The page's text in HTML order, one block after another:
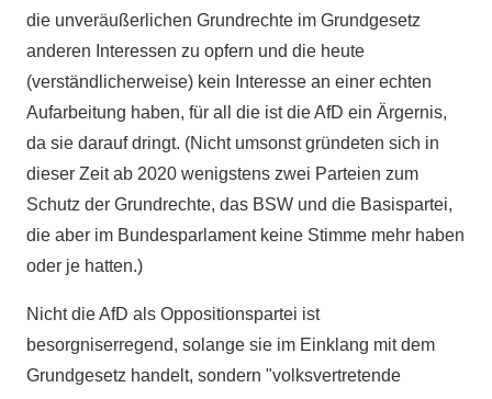
die unveräußerlichen Grundrechte im Grundgesetz
anderen Interessen zu opfern und die heute
(verständlicherweise) kein Interesse an einer echten
Aufarbeitung haben, für all die ist die AfD ein Ärgernis,
da sie darauf dringt. (Nicht umsonst gründeten sich in
dieser Zeit ab 2020 wenigstens zwei Parteien zum
Schutz der Grundrechte, das BSW und die Basispartei,
die aber im Bundesparlament keine Stimme mehr haben
oder je hatten.)
Nicht die AfD als Oppositionspartei ist
besorgniserregend, solange sie im Einklang mit dem
Grundgesetz handelt, sondern "volksvertretende